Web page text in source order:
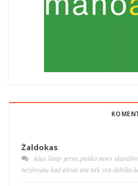
Žaldokas
Alus šiaip geras,patiko,nors
nežinojau kad airiai ant tiek yra